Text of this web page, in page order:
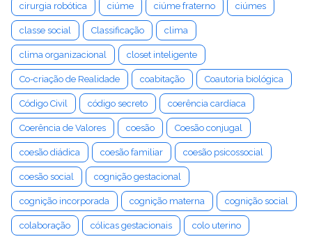
cirurgia robótica ciúme ciúme fraterno ciúmes
classe social Classificação clima
clima organizacional closet inteligente
Co-criação de Realidade coabitação Coautoria biológica
Código Civil código secreto coerência cardíaca
Coerência de Valores coesão Coesão conjugal
coesão diádica coesão familiar coesão psicossocial
coesão social cognição gestacional
cognição incorporada cognição materna cognição social
colaboração cólicas gestacionais colo uterino